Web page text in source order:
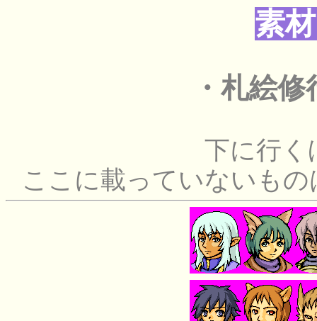
素
・札絵
下に行く
ここに載っていないも